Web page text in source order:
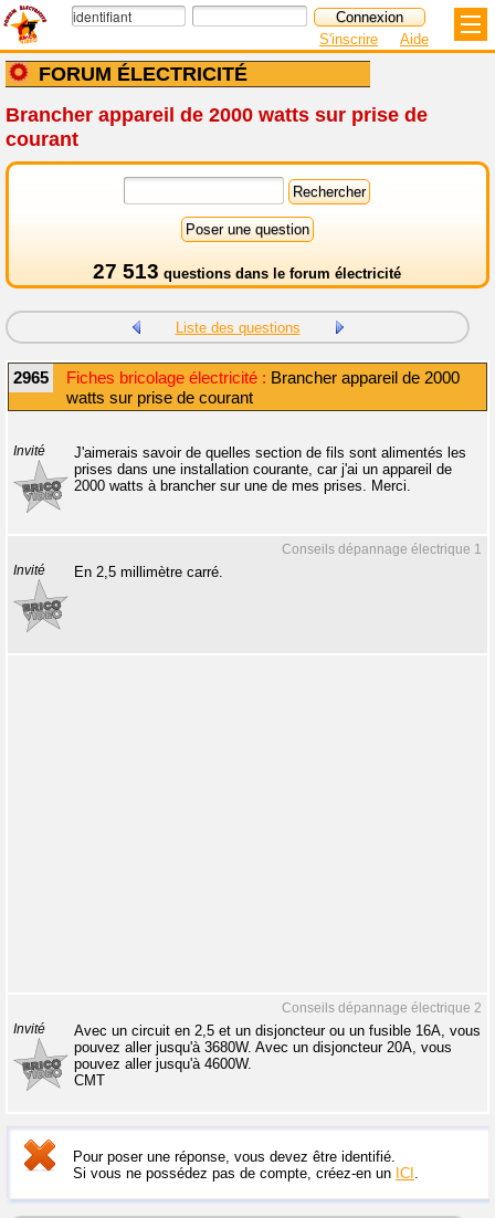
FORUM ÉLECTRICITÉ
S'inscrire Aide
Brancher appareil de 2000 watts sur prise de
courant
27 513 questions dans le forum électricité
Liste des questions
2965 Fiches bricolage électricité : Brancher appareil de 2000
watts sur prise de courant
Invité
J'aimerais savoir de quelles section de fils sont alimentés les
prises dans une installation courante, car j'ai un appareil de
2000 watts à brancher sur une de mes prises. Merci.
Conseils dépannage électrique 1
Invité En 2,5 millimètre carré.
Conseils dépannage électrique 2
Invité
Avec un circuit en 2,5 et un disjoncteur ou un fusible 16A, vous
pouvez aller jusqu'à 3680W. Avec un disjoncteur 20A, vous
pouvez aller jusqu'à 4600W.
CMT
Pour poser une réponse, vous devez être identifié.
Si vous ne possédez pas de compte, créez-en un ICI .